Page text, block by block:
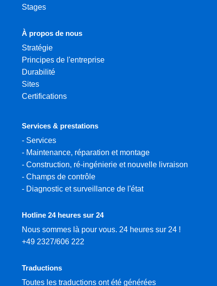
Stages
À propos de nous
Stratégie
Principes de l'entreprise
Durabilité
Sites
Certifications
Services & prestations
- Services
- Maintenance, réparation et montage
- Construction, ré-ingénierie et nouvelle livraison
- Champs de contrôle
- Diagnostic et surveillance de l'état
Hotline 24 heures sur 24
Nous sommes là pour vous. 24 heures sur 24 !
+49 2327/606 222
Traductions
Toutes les traductions ont été générées